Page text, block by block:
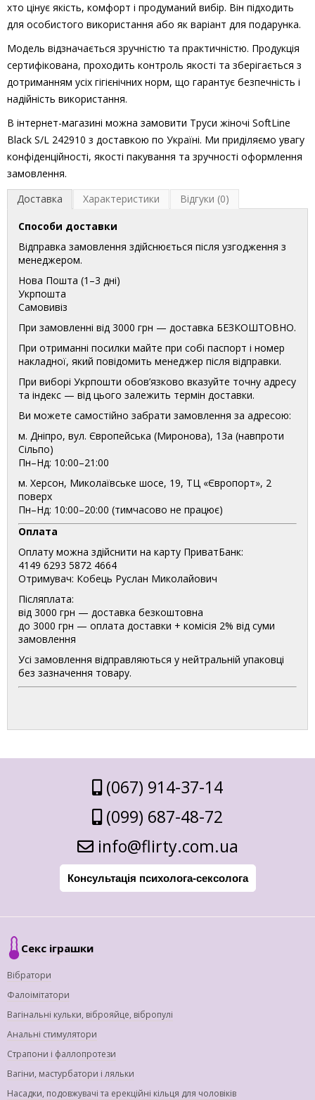
хто цінує якість, комфорт і продуманий вибір. Він підходить
для особистого використання або як варіант для подарунка.
Модель відзначається зручністю та практичністю. Продукція
сертифікована, проходить контроль якості та зберігається з
дотриманням усіх гігієнічних норм, що гарантує безпечність і
надійність використання.
В інтернет-магазині можна замовити Труси жіночі SoftLine
Black S/L 242910 з доставкою по Україні. Ми приділяємо увагу
конфіденційності, якості пакування та зручності оформлення
замовлення.
Доставка
Характеристики Відгуки (0)
Способи доставки
Відправка замовлення здійснюється після узгодження з
менеджером.
Нова Пошта (1–3 дні)
Укрпошта
Самовивіз
При замовленні від 3000 грн — доставка БЕЗКОШТОВНО.
При отриманні посилки майте при собі паспорт і номер
накладної, який повідомить менеджер після відправки.
При виборі Укрпошти обов’язково вказуйте точну адресу
та індекс — від цього залежить термін доставки.
Ви можете самостійно забрати замовлення за адресою:
м. Дніпро, вул. Європейська (Миронова), 13а (навпроти
Сільпо)
Пн–Нд: 10:00–21:00
м. Херсон, Миколаївське шосе, 19, ТЦ «Європорт», 2
поверх
Пн–Нд: 10:00–20:00 (тимчасово не працює)
Оплата
Оплату можна здійснити на карту ПриватБанк:
4149 6293 5872 4664
Отримувач: Кобець Руслан Миколайович
Післяплата:
від 3000 грн — доставка безкоштовна
до 3000 грн — оплата доставки + комісія 2% від суми
замовлення
Усі замовлення відправляються у нейтральній упаковці
без зазначення товару.
(067) 914-37-14
(099) 687-48-72
info@flirty.com.ua
Консультація психолога-сексолога
Секс іграшки
Вібратори
Фалоімітатори
Вагінальні кульки, віброяйце, вібропулі
Анальні стимулятори
Страпони і фаллопротези
Вагіни, мастурбатори і ляльки
Насадки, подовжувачі та ерекційні кільця для чоловіків